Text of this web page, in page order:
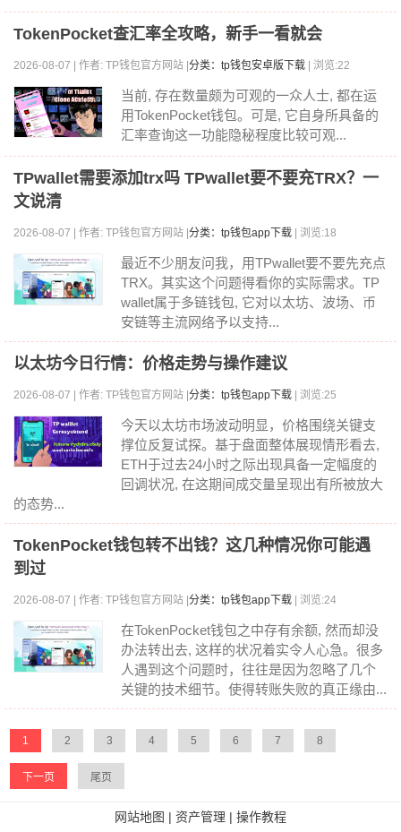
TokenPocket查汇率全攻略，新手一看就会
2026-08-07 | 作者: TP钱包官方网站 | 分类：tp钱包安卓版下载 | 浏览:22
当前, 存在数量颇为可观的一众人士, 都在运
用TokenPocket钱包。可是, 它自身所具备的
汇率查询这一功能隐秘程度比较可观...
TPwallet需要添加trx吗 TPwallet要不要充TRX？一
文说清
2026-08-07 | 作者: TP钱包官方网站 | 分类：tp钱包app下载 | 浏览:18
最近不少朋友问我，用TPwallet要不要先充点
TRX。其实这个问题得看你的实际需求。TP
wallet属于多链钱包, 它对以太坊、波场、币
安链等主流网络予以支持...
以太坊今日行情：价格走势与操作建议
2026-08-07 | 作者: TP钱包官方网站 | 分类：tp钱包app下载 | 浏览:25
今天以太坊市场波动明显，价格围绕关键支
撑位反复试探。基于盘面整体展现情形看去,
ETH于过去24小时之际出现具备一定幅度的
回调状况, 在这期间成交量呈现出有所被放大
的态势...
TokenPocket钱包转不出钱？这几种情况你可能遇
到过
2026-08-07 | 作者: TP钱包官方网站 | 分类：tp钱包app下载 | 浏览:24
在TokenPocket钱包之中存有余额, 然而却没
办法转出去, 这样的状况着实令人心急。很多
人遇到这个问题时，往往是因为忽略了几个
关键的技术细节。使得转账失败的真正缘由...
1 2 3 4 5 6 7 8
下一页 尾页
网站地图 | 资产管理 | 操作教程